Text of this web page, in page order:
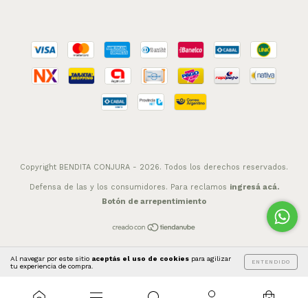
Al navegar por este sitio aceptás el uso de cookies para agilizar
tu experiencia de compra.
ENTENDIDO
Copyright BENDITA CONJURA - 2026. Todos los derechos reservados.
Defensa de las y los consumidores. Para reclamos ingresá acá.
Botón de arrepentimiento